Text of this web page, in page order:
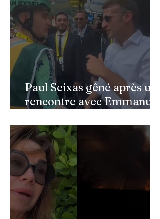
Paul Seixas gêné après une
rencontre avec Emmanuel
semé la panique dans son
équipe